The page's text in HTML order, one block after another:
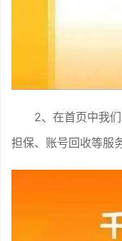
2、在首页中我
担保、账号回收等服